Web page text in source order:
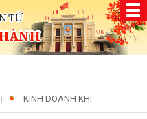
TỬ
KINH DOANH KHÍ